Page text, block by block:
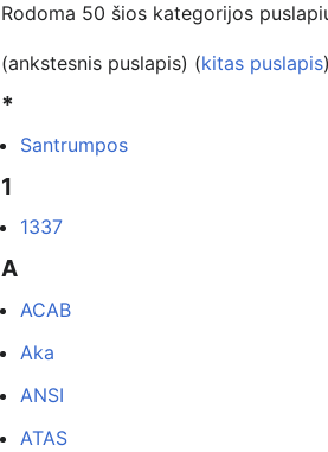
Rodoma 50 šios kategorijos
(ankstesnis puslapis) (kitas puslapis)
*
Santrumpos
1
1337
A
ACAB
Aka
ANSI
ATAS